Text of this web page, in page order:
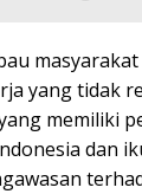
yang tidak
memiliki
dan